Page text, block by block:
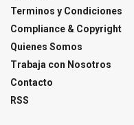
Terminos y Condiciones
Compliance & Copyright
Quienes Somos
Trabaja con Nosotros
Contacto
RSS